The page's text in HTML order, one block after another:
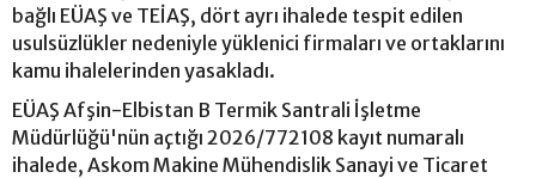
bağlı EÜAŞ ve TEİAŞ, dört ayrı ihalede tespit edilen
usulsüzlükler nedeniyle yüklenici firmaları ve ortaklarını
kamu ihalelerinden yasakladı.
EÜAŞ Afşin-Elbistan B Termik Santrali İşletme
Müdürlüğü'nün açtığı 2026/772108 kayıt numaralı
ihalede, Askom Makine Mühendislik Sanayi ve Ticaret